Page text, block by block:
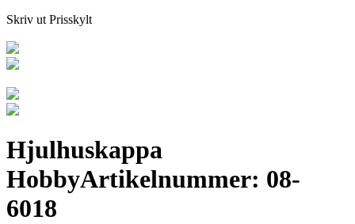
Skriv ut Prisskylt
Hjulhuskappa
HobbyArtikelnummer: 08-
6018